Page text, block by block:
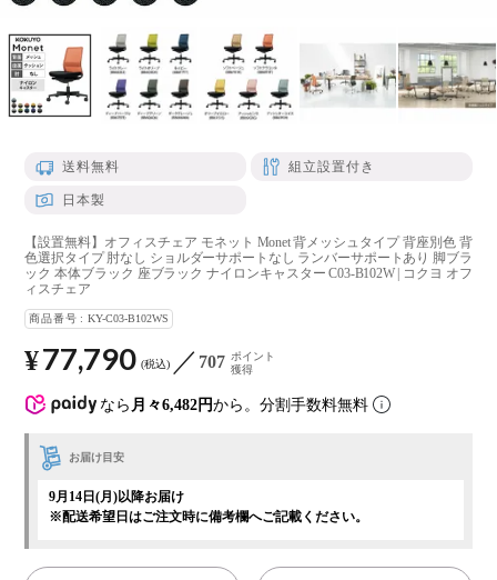
送料無料 組立設置付き
日本製
【設置無料】オフィスチェア モネット Monet 背メッシュタイプ 背座別色 背
色選択タイプ 肘なし ショルダーサポートなし ランバーサポートあり 脚ブラ
ック 本体ブラック 座ブラック ナイロンキャスター C03-B102W | コクヨ オフ
ィスチェア
商品番号 KY-C03-B102WS
なら 月々6,482円から。分割手数料無料
¥77,790 税込 707 ポイント
獲得
お届け目安
9月14日(月)以降お届け
※配送希望日はご注文時に備考欄へご記載ください。